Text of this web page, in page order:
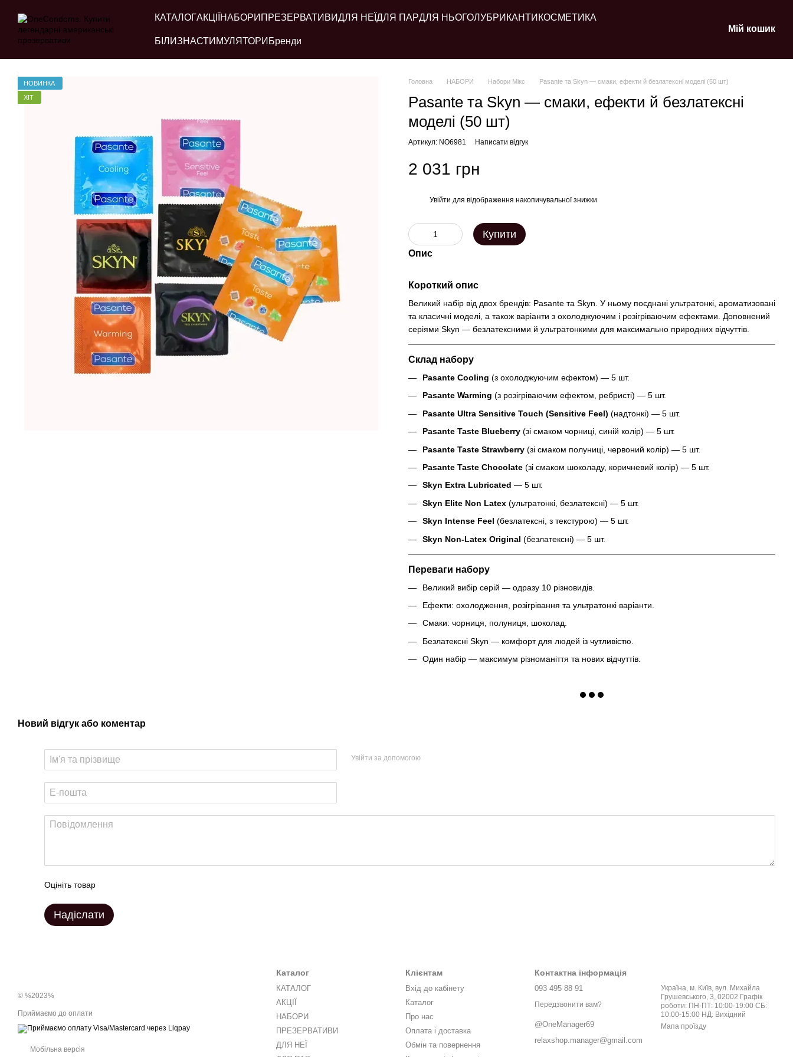
КАТАЛОГАКЦІЇ НАБОРИ ПРЕЗЕРВАТИВИДЛЯ НЕЇ ДЛЯ ПАРДЛЯ НЬОГОЛУБРИКАНТИ КОСМЕТИКА
БІЛИЗНАСТИМУЛЯТОРИ Бренди
Мій кошик
НОВИНКА
ХІТ
Головна НАБОРИ Набори Мікс Pasante та Skyn — смаки, ефекти й безлатексні моделі (50 шт)
Pasante та Skyn — смаки, ефекти й безлатексні
моделі (50 шт)
Артикул: NO6981 Написати відгук
2 031 грн
Увійти для відображення накопичувальної знижки
Купити
Опис
Короткий опис
Великий набір від двох брендів: Pasante та Skyn. У ньому поєднані ультратонкі, ароматизовані
та класичні моделі, а також варіанти з охолоджуючим і розігріваючим ефектами. Доповнений
серіями Skyn — безлатексними й ультратонкими для максимально природних відчуттів.
Склад набору
Pasante Cooling (з охолоджуючим ефектом) — 5 шт.
Pasante Warming (з розігріваючим ефектом, ребристі) — 5 шт.
Pasante Ultra Sensitive Touch (Sensitive Feel) (надтонкі) — 5 шт.
Pasante Taste Blueberry (зі смаком чорниці, синій колір) — 5 шт.
Pasante Taste Strawberry (зі смаком полуниці, червоний колір) — 5 шт.
Pasante Taste Chocolate (зі смаком шоколаду, коричневий колір) — 5 шт.
Skyn Extra Lubricated — 5 шт.
Skyn Elite Non Latex (ультратонкі, безлатексні) — 5 шт.
Skyn Intense Feel (безлатексні, з текстурою) — 5 шт.
Skyn Non-Latex Original (безлатексні) — 5 шт.
Переваги набору
Великий вибір серій — одразу 10 різновидів.
Ефекти: охолодження, розігрівання та ультратонкі варіанти.
Смаки: чорниця, полуниця, шоколад.
Безлатексні Skyn — комфорт для людей із чутливістю.
Один набір — максимум різноманіття та нових відчуттів.
Новий відгук або коментар
Увійти за допомогою
Оцініть товар
Надіслати
© %2023%
Приймаємо до оплати
Мобільна версія
Каталог
КАТАЛОГ
АКЦІЇ
НАБОРИ
ПРЕЗЕРВАТИВИ
ДЛЯ НЕЇ
Клієнтам
Вхід до кабінету
Каталог
Про нас
Оплата і доставка
Обмін та повернення
Контактна інформація
093 495 88 91
Передзвонити вам?
@OneManager69
relaxshop.manager@gmail.com
Україна, м. Київ, вул. Михайла
Грушевського, 3, 02002 Графік
роботи: ПН-ПТ: 10:00-19:00 СБ:
10:00-15:00 НД: Вихідний
Мапа проїзду